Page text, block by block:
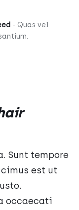
- Quas vel
Sunt tempore
est ut
occaecati